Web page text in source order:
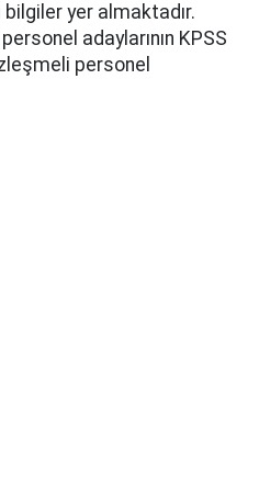
yer almaktadır.
adaylarının KPSS
personel